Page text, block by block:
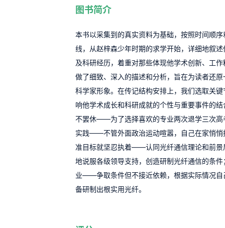
图书简介
本书以采集到的真实资料为基础，按照时间顺
线，从赵梓森少年时期的求学开始，详细地叙
及科研经历，着重对那些体现他学术创新、工
做了细致、深入的描述和分析，旨在为读者还
科学家形象。在传记结构安排上，我们选取关
响他学术成长和科研成就的个性与重要事件的
不罢休——为了选择喜欢的专业两次退学三次
实践——不管外面政治运动喧嚣，自己在家悄
准目标就坚忍执着——认同光纤通信理论和前景
地说服各级领导支持，创造研制光纤通信的条
业——争取条件但不接近依赖，根据实际情况自
备研制出根实用光纤。